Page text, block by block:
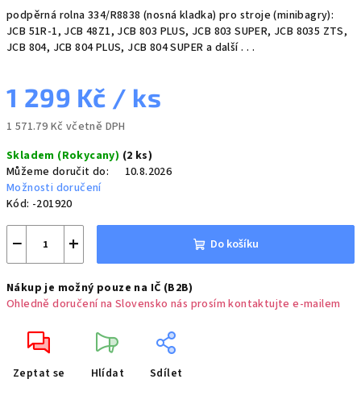
podpěrná rolna 334/R8838 (nosná kladka) pro stroje (minibagry):
JCB 51R-1, JCB 48Z1, JCB 803 PLUS, JCB 803 SUPER, JCB 8035 ZTS,
JCB 804, JCB 804 PLUS, JCB 804 SUPER a další . . .
1 299 Kč / ks
1 571.79 Kč včetně DPH
cena:
Skladem (Rokycany) (2 ks)
Můžeme doručit do:
10.8.2026
Možnosti doručení
Kód: -201920
+
− Do košíku
Nákup je možný pouze na IČ (B2B)
Ohledně doručení na Slovensko nás prosím kontaktujte e-mailem
Zeptat se Hlídat Sdílet